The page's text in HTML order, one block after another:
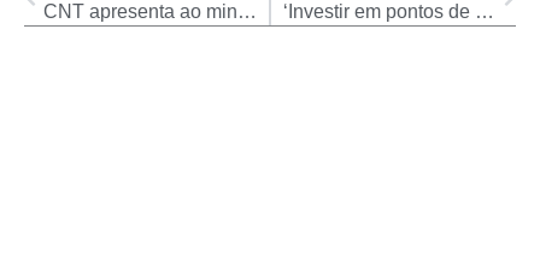
CNT apresenta ao ministro dos Transportes impacto do aumento da mistura de biodiesel no diesel ‘Investir em pontos de carga é nossa estratégia para o Brasil’